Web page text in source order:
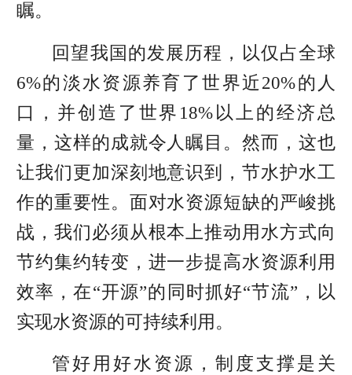
瞩。
回望我国的发展历程，以仅占全球
6%的淡水资源养育了世界近 20%的人
口，并创造了世界 18% 以上的经济总
量，这样的成就令人瞩目。然而，这也
让我们更加深刻地意识到，节水护水工
作的重要性。面对水资源短缺的严峻挑
战，我们必须从根本上推动用水方式向
节约集约转变，进一步提高水资源利用
效率，在“开源”的同时抓好“节流” ，以
实现水资源的可持续利用。
管好用好水资源，制度支撑是关